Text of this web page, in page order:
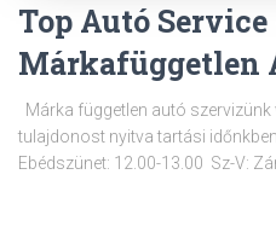
Top Autó Service
Márkafüggetlen
Márka független autó
tulajdonost nyitva tartási
Ebédszünet: 12.00-13.00 Sz-V: